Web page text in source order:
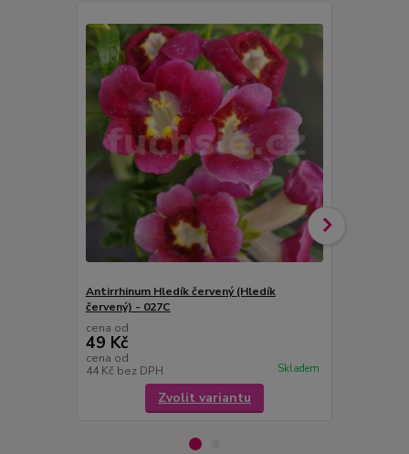
Antirrhinum Hledík červený (Hledík
červený) - 027C
cena od
49 Kč
cena od
44 Kč bez DPH Skladem
Zvolit variantu